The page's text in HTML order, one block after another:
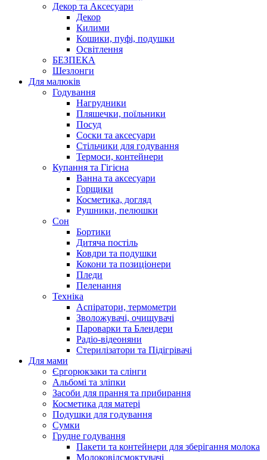
Декор та Аксесуари
Декор
Килими
Кошики, пуфі, подушки
Освітлення
БЕЗПЕКА
Шезлонги
Для малюків
Годування
Нагрудники
Пляшечки, поїльники
Посуд
Соски та аксесуари
Стільчики для годування
Термоси, контейнери
Купання та Гігієна
Ванна та аксесуари
Горщики
Косметика, догляд
Рушники, пелюшки
Сон
Бортики
Дитяча постіль
Ковдри та подушки
Кокони та позиціонери
Пледи
Пеленання
Техніка
Аспіратори, термометри
Зволожувачі, очищувачі
Пароварки та Блендери
Радіо-відеоняни
Стерилізатори та Підігрівачі
Для мами
Єргорюкзаки та слінги
Альбомі та зліпки
Засоби для прання та прибирання
Косметика для матері
Подушки для годування
Сумки
Грудне годування
Пакети та контейнери для зберігання молока
Молоковідсмоктувачі